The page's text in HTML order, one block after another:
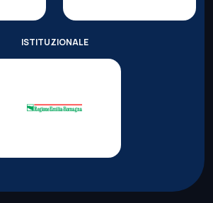
ISTITUZIONALE